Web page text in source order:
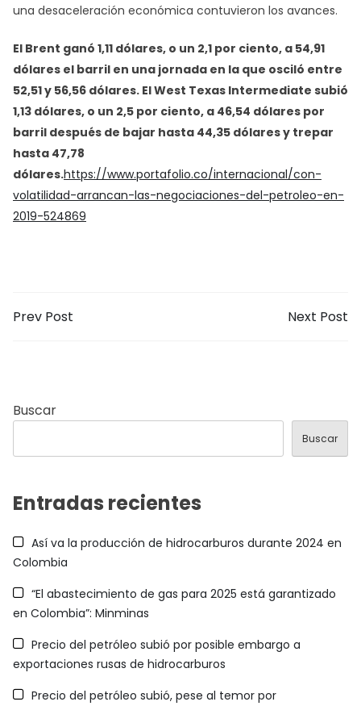
una desaceleración económica contuvieron los avances.
El Brent ganó 1,11 dólares, o un 2,1 por ciento, a 54,91
dólares el barril en una jornada en la que osciló entre
52,51 y 56,56 dólares. El West Texas Intermediate subió
1,13 dólares, o un 2,5 por ciento, a 46,54 dólares por
barril después de bajar hasta 44,35 dólares y trepar
hasta 47,78
dólares.https://www.portafolio.co/internacional/con-
volatilidad-arrancan-las-negociaciones-del-petroleo-en-
2019-524869
Prev Post Next Post
Buscar
Buscar
Entradas recientes
Así va la producción de hidrocarburos durante 2024 en
Colombia
“El abastecimiento de gas para 2025 está garantizado
en Colombia”: Minminas
Precio del petróleo subió por posible embargo a
exportaciones rusas de hidrocarburos
Precio del petróleo subió, pese al temor por